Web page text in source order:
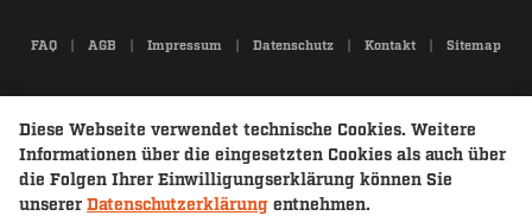
FAQ AGB Impressum Datenschutz Kontakt Sitemap
Diese Webseite verwendet technische Cookies. Weitere
Informationen über die eingesetzten Cookies als auch über
die Folgen Ihrer Einwilligungserklärung können Sie
unserer Datenschutzerklärung entnehmen.